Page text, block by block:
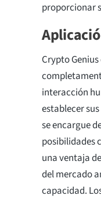
proporcionar
Crypto
interacción
establecer
se encargue
posibilidades
una ventaja
del mercado
capacidad.